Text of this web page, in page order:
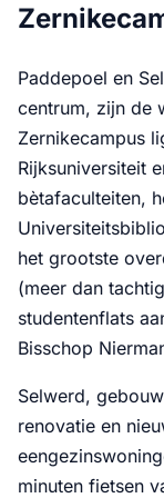
Paddepoel en
centrum, zijn de
Zernikecampus
Rijksuniversiteit
bètafaculteiten,
het grootste
(meer dan
studentenflats
Bisschop
Selwerd,
renovatie en
minuten fietsen